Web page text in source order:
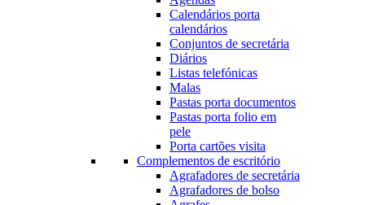
Calendários porta
calendários
Conjuntos de secretária
Diários
Listas telefónicas
Malas
Pastas porta documentos
Pastas porta folio em
pele
Porta cartões visita
Complementos de escritório
Agrafadores de secretária
Agrafadores de bolso